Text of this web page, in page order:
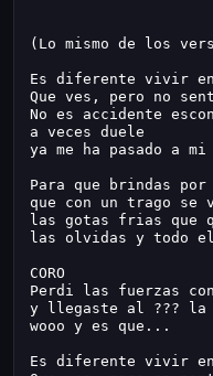
(Lo mismo de los
Es diferente vivir
Que ves, pero no
No es accidente
a veces duele
ya me ha pasado a mi
Para que brindas
que con un trago se
las gotas frias que
las olvidas y todo el
CORO
Perdi las fuerzas
y llegaste al ??? la
wooo y es que...
Es diferente vivir